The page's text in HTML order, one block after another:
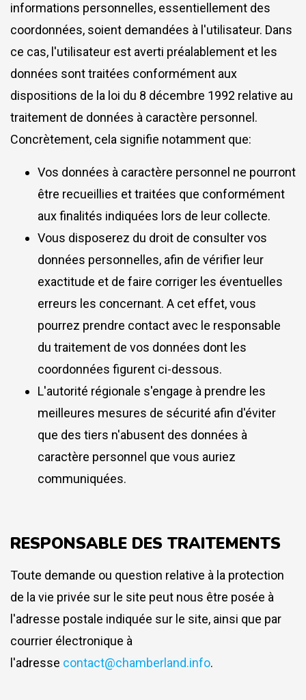
informations personnelles, essentiellement des
coordonnées, soient demandées à l'utilisateur. Dans
ce cas, l'utilisateur est averti préalablement et les
données sont traitées conformément aux
dispositions de la loi du 8 décembre 1992 relative au
traitement de données à caractère personnel.
Concrètement, cela signifie notamment que:
Vos données à caractère personnel ne pourront
être recueillies et traitées que conformément
aux finalités indiquées lors de leur collecte.
Vous disposerez du droit de consulter vos
données personnelles, afin de vérifier leur
exactitude et de faire corriger les éventuelles
erreurs les concernant. A cet effet, vous
pourrez prendre contact avec le responsable
du traitement de vos données dont les
coordonnées figurent ci-dessous.
L'autorité régionale s'engage à prendre les
meilleures mesures de sécurité afin d'éviter
que des tiers n'abusent des données à
caractère personnel que vous auriez
communiquées.
RESPONSABLE DES TRAITEMENTS
Toute demande ou question relative à la protection
de la vie privée sur le site peut nous être posée à
l'adresse postale indiquée sur le site, ainsi que par
courrier électronique à
l'adresse contact@chamberland.info.